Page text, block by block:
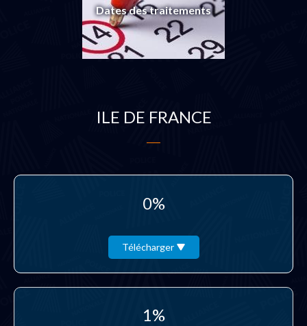
Dates des traitements
ILE DE FRANCE
0%
Télécharger
1%